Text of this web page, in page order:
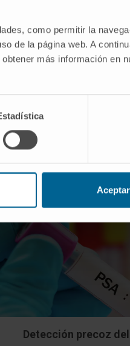
como permitir la
de la página web. A
más información en
SABER MÁS SOBRE EL
Detección precoz